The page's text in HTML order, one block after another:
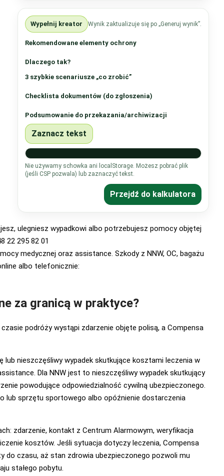
Wypełnij kreator Wynik zaktualizuje się po „Generuj wynik”.
Rekomendowane elementy ochrony
Dlaczego tak?
3 szybkie scenariusze „co zrobić”
Checklista dokumentów (do zgłoszenia)
Podsumowanie do przekazania/archiwizacji
Zaznacz tekst
Nie używamy schowka ani localStorage. Możesz pobrać plik
(jeśli CSP pozwala) lub zaznaczyć tekst.
Przejdź do kalkulatora
ulegniesz wypadkowi albo potrzebujesz pomocy objętej
22 295 82 01
medycznej oraz assistance. Szkody z NNW, OC, bagażu
albo telefonicznie:
za granicą w praktyce?
podróży wystąpi zdarzenie objęte polisą, a Compensa
lub nieszczęśliwy wypadek skutkujące kosztami leczenia w
Dla NNW jest to nieszczęśliwy wypadek skutkujący
powodujące odpowiedzialność cywilną ubezpieczonego.
lub sprzętu sportowego albo opóźnienie dostarczenia
zdarzenie, kontakt z Centrum Alarmowym, weryfikacja
kosztów. Jeśli sytuacja dotyczy leczenia, Compensa
do czasu, aż stan zdrowia ubezpieczonego pozwoli mu
stałego pobytu.